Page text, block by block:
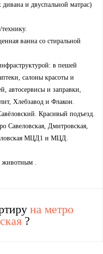
и двуспальной матрас)
ванна со стиральной
в пешей
салоны красоты и
автосервисы и заправки,
Хлебзавод и Флакон.
Красивый подъезд.
Савеловская, Дмитровская,
МЦД1 и МЦД.
.
на метро
?